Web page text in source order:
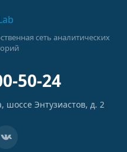
сеть аналитических
50-24
шоссе Энтузиастов, д. 2